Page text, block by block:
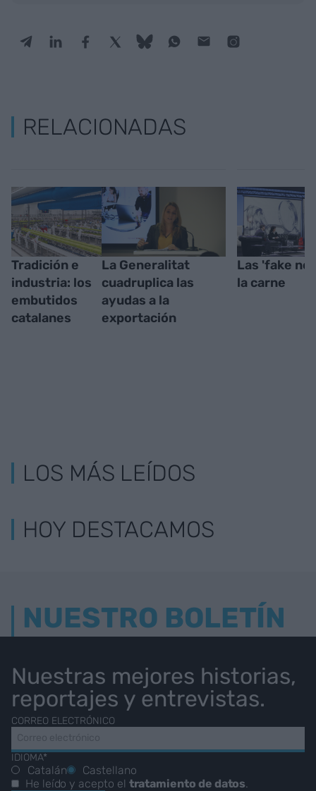
RELACIONADAS
Tradición e
industria: los
embutidos
catalanes
La Generalitat
cuadruplica las
ayudas a la
exportación
Las 'fake
la carne
LOS MÁS LEÍDOS
HOY DESTACAMOS
NUESTRO BOLETÍN
Nuestras mejores historias,
reportajes y entrevistas.
CORREO ELECTRÓNICO
IDIOMA*
Catalán
Castellano
He leído y acepto el tratamiento de datos